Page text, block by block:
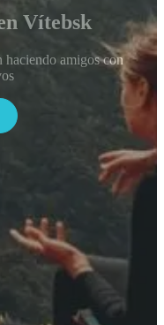
Vítebsk
haciendo amigos con